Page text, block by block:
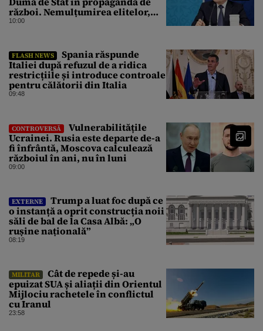
război. Nemulțumirea elitelor,
tratată cu indiferență la Kremlin
10:00
FLASH NEWS
Spania răspunde
Italiei după refuzul de a ridica
restricțiile și introduce controale
pentru călătorii din Italia
09:48
CONTROVERSĂ
Vulnerabilitățile
Ucrainei. Rusia este departe de-a
fi înfrântă, Moscova calculează
războiul în ani, nu în luni
09:00
EXTERNE
Trump a luat foc după ce
o instanță a oprit construcția noii
săli de bal de la Casa Albă: „O
rușine națională”
08:19
MILITAR
Cât de repede și-au
epuizat SUA și aliații din Orientul
Mijlociu rachetele în conflictul
cu Iranul
23:58